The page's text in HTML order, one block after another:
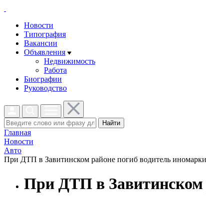
Новости
Типография
Вакансии
Объявления
Недвижимость
Работа
Биографии
Руководство
Найти
Главная
Новости
Авто
При ДТП в Завитинском районе погиб водитель
При ДТП в Завитинском